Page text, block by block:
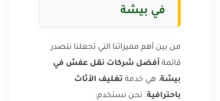
في بيشة
من بين أهم مميزاتنا التي تجعلنا نتصدر
قائمة أفضل شركات نقل عفش في
بيشة، هي خدمة تغليف الأثاث
باحترافية. نحن نستخدم: